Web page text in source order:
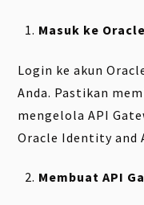
Masuk ke
Login ke akun
Anda. Pastikan
mengelola API
Oracle Identity and
Membuat API